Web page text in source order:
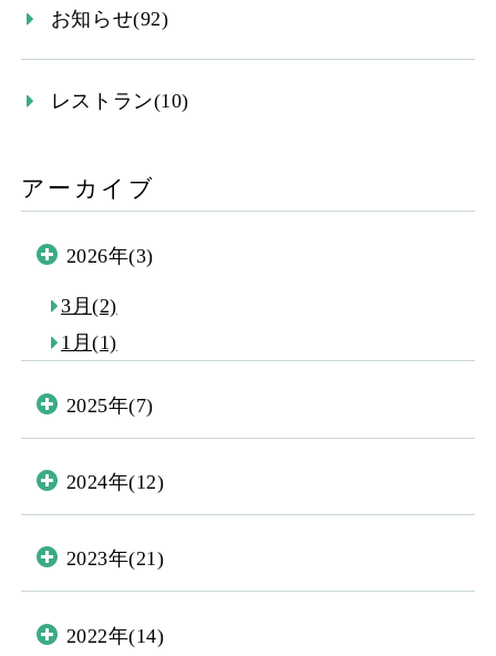
お知らせ(92)
レストラン(10)
アーカイブ
2026年(3)
3月(2)
1月(1)
2025年(7)
2024年(12)
2023年(21)
2022年(14)